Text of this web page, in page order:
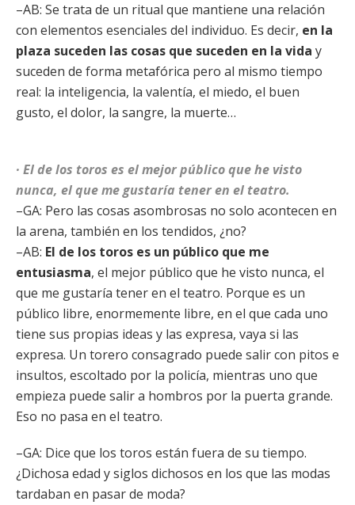
–AB: Se trata de un ritual que mantiene una relación
con elementos esenciales del individuo. Es decir, en la
plaza suceden las cosas que suceden en la vida y
suceden de forma metafórica pero al mismo tiempo
real: la inteligencia, la valentía, el miedo, el buen
gusto, el dolor, la sangre, la muerte…
· El de los toros es el mejor público que he visto
nunca, el que me gustaría tener en el teatro.
–GA: Pero las cosas asombrosas no solo acontecen en
la arena, también en los tendidos, ¿no?
–AB: El de los toros es un público que me
entusiasma, el mejor público que he visto nunca, el
que me gustaría tener en el teatro. Porque es un
público libre, enormemente libre, en el que cada uno
tiene sus propias ideas y las expresa, vaya si las
expresa. Un torero consagrado puede salir con pitos e
insultos, escoltado por la policía, mientras uno que
empieza puede salir a hombros por la puerta grande.
Eso no pasa en el teatro.
–GA: Dice que los toros están fuera de su tiempo.
¿Dichosa edad y siglos dichosos en los que las modas
tardaban en pasar de moda?